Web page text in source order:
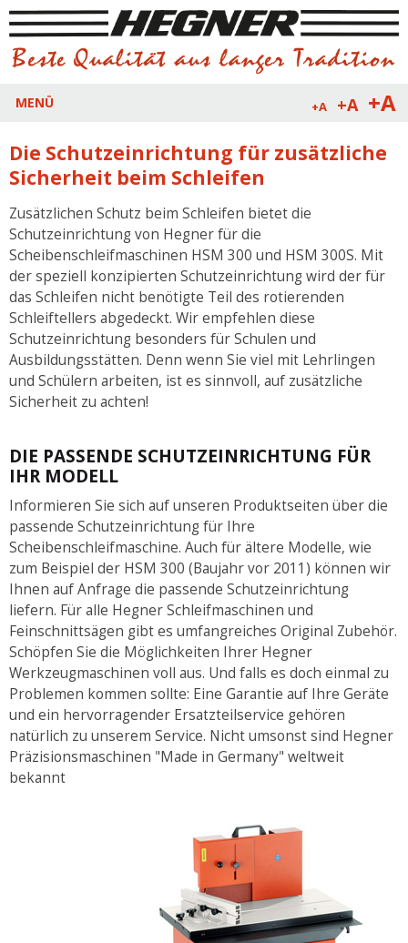
+A +A +A
MENÜ
Die Schutzeinrichtung für zusätzliche
Sicherheit beim Schleifen
Zusätzlichen Schutz beim Schleifen bietet die
Schutzeinrichtung von Hegner für die
Scheibenschleifmaschinen HSM 300 und HSM 300S. Mit
der speziell konzipierten Schutzeinrichtung wird der für
das Schleifen nicht benötigte Teil des rotierenden
Schleiftellers abgedeckt. Wir empfehlen diese
Schutzeinrichtung besonders für Schulen und
Ausbildungsstätten. Denn wenn Sie viel mit Lehrlingen
und Schülern arbeiten, ist es sinnvoll, auf zusätzliche
Sicherheit zu achten!
DIE PASSENDE SCHUTZEINRICHTUNG FÜR
IHR MODELL
Informieren Sie sich auf unseren Produktseiten über die
passende Schutzeinrichtung für Ihre
Scheibenschleifmaschine. Auch für ältere Modelle, wie
zum Beispiel der HSM 300 (Baujahr vor 2011) können wir
Ihnen auf Anfrage die passende Schutzeinrichtung
liefern. Für alle Hegner Schleifmaschinen und
Feinschnittsägen gibt es umfangreiches Original Zubehör.
Schöpfen Sie die Möglichkeiten Ihrer Hegner
Werkzeugmaschinen voll aus. Und falls es doch einmal zu
Problemen kommen sollte: Eine Garantie auf Ihre Geräte
und ein hervorragender Ersatzteilservice gehören
natürlich zu unserem Service. Nicht umsonst sind Hegner
Präzisionsmaschinen "Made in Germany" weltweit
bekannt